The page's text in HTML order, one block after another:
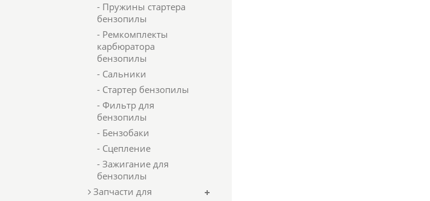
- Пружины стартера
бензопилы
- Ремкомплекты
карбюратора
бензопилы
- Сальники
- Стартер бензопилы
- Фильтр для
бензопилы
- Бензобаки
- Сцепление
- Зажигание для
бензопилы
Запчасти для